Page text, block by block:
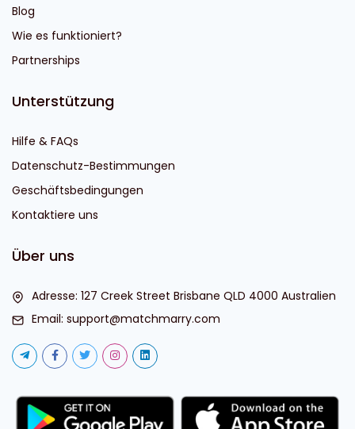
Blog
Wie es funktioniert?
Partnerships
Unterstützung
Hilfe & FAQs
Datenschutz-Bestimmungen
Geschäftsbedingungen
Kontaktiere uns
Über uns
Adresse: 127 Creek Street Brisbane QLD 4000 Australien
Email: support@matchmarry.com